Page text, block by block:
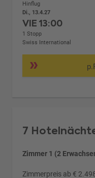
Hinflug
Di., 13.4.27
VIE13:00
1 Stopp
Swiss International
7
Zimmer 1 (2
Zimmerpreis ab €